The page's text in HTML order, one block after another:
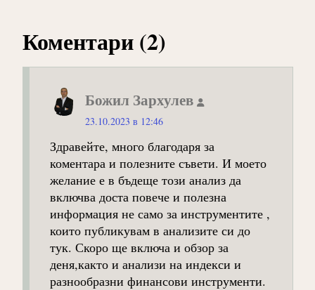
Коментари (2)
Божил Зархулев
к
з
а
:
23.10.2023 в 12:46
Здравейте, много благодаря за
коментара и полезните съвети. И моето
желание е в бъдеще този анализ да
включва доста повече и полезна
информация не само за инструментите ,
които публикувам в анализите си до
тук. Скоро ще включа и обзор за
деня,както и анализи на индекси и
разнообразни финансови инструменти.